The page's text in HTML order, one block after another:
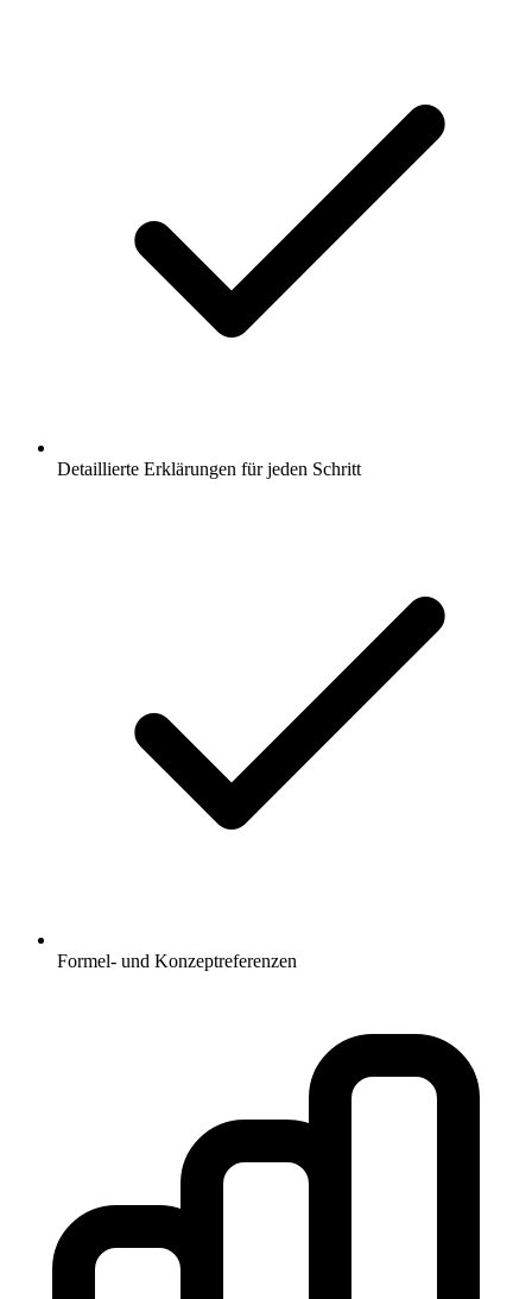
Detaillierte Erklärungen für jeden Schritt
Formel- und Konzeptreferenzen